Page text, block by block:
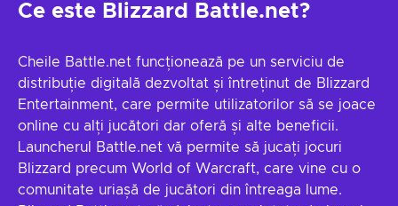
Ce este Blizzard Battle.net?
Cheile Battle.net funcționează pe un serviciu de
distribuție digitală dezvoltat și întreținut de Blizzard
Entertainment, care permite utilizatorilor să se joace
online cu alți jucători dar oferă și alte beneficii.
Launcherul Battle.net vă permite să jucați jocuri
Blizzard precum World of Warcraft, care vine cu o
comunitate uriașă de jucători din întreaga lume.